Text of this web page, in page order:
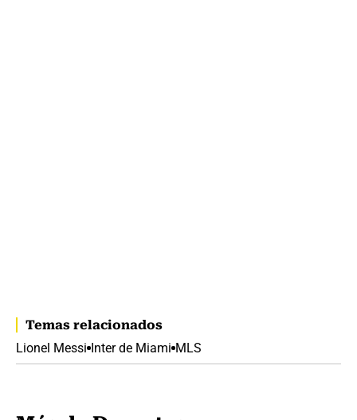
Temas relacionados
Lionel Messi Inter de Miami MLS